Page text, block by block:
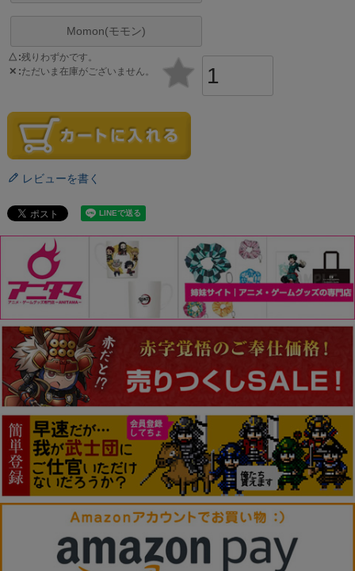
Momon(モモン)
△ 残りわずかです。
✕ ただいま在庫がございません。
レビューを書く